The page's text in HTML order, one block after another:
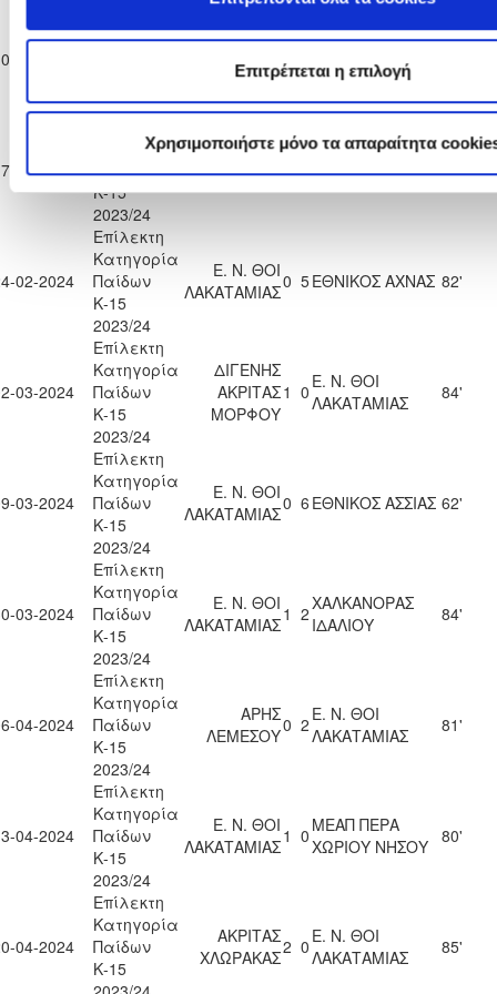
Επιτρέπεται η επιλογή
Χρησιμοποιήστε μόνο τα απαραίτητα
02-2024
Κατηγορία
2023/24
Ε. Ν. ΘΟΙ
ΛΑΚΑΤΑΜΙΑΣ1
ΑΚΡΙΤΑΣ
ΧΛΩΡΑΚΑΣ
02-2024
Κατηγορία
Παίδων
Κ-15
2023/24
Ε. Ν. ΘΟΙ
ΛΑΚΑΤΑΜΙΑΣ0 0ΚΕΡΥΝΕΙΑΣ
83'
02-2024
Επίλεκτη
Κατηγορία
Παίδων
Κ-15
2023/24
Ε. Ν. ΘΟΙ
ΛΑΚΑΤΑΜΙΑΣ0 5ΕΘΝΙΚΟΣ ΑΧΝΑΣ 82'
03-2024
Επίλεκτη
Κατηγορία
Παίδων
Κ-15
2023/24
ΔΙΓΕΝΗΣ
ΑΚΡΙΤΑΣ
ΜΟΡΦΟΥ
1 0 Ε. Ν. ΘΟΙ
ΛΑΚΑΤΑΜΙΑΣ
84'
03-2024
Επίλεκτη
Κατηγορία
Παίδων
Κ-15
2023/24
Ε. Ν. ΘΟΙ
ΛΑΚΑΤΑΜΙΑΣ0 6 ΕΘΝΙΚΟΣ ΑΣΣΙΑΣ 62'
03-2024
Επίλεκτη
Κατηγορία
Παίδων
Κ-15
2023/24
Ε. Ν. ΘΟΙ
ΛΑΚΑΤΑΜΙΑΣ1 2ΧΑΛΚΑΝΟΡΑΣ
ΙΔΑΛΙΟΥ
84'
04-2024
Επίλεκτη
Κατηγορία
Παίδων
Κ-15
2023/24
ΑΡΗΣ
ΛΕΜΕΣΟΥ0 2 Ε. Ν. ΘΟΙ
ΛΑΚΑΤΑΜΙΑΣ
81'
04-2024
Επίλεκτη
Κατηγορία
Παίδων
Κ-15
2023/24
Ε. Ν. ΘΟΙ
ΛΑΚΑΤΑΜΙΑΣ1 0 ΜΕΑΠ ΠΕΡΑ
ΧΩΡΙΟΥ ΝΗΣΟΥ 80'
04-2024
Επίλεκτη
Κατηγορία
Παίδων
Κ-15
ΑΚΡΙΤΑΣ
ΧΛΩΡΑΚΑΣ2 0 Ε. Ν. ΘΟΙ
ΛΑΚΑΤΑΜΙΑΣ
85'